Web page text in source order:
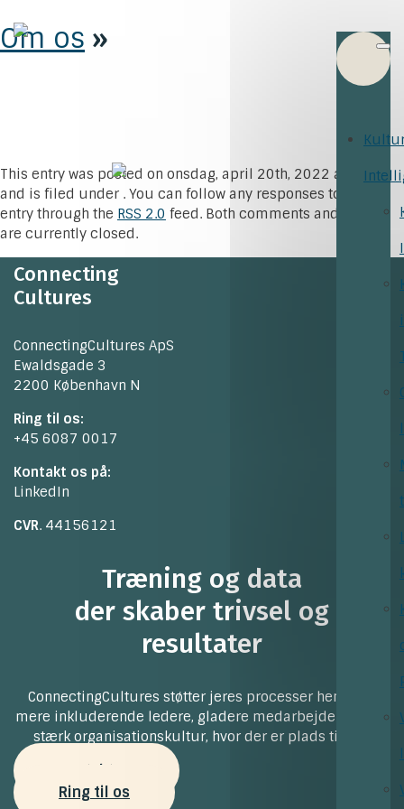
Om os »
This entry was posted on onsdag, april 20th, 2022 at 13:58
and is filed under . You can follow any responses to this
entry through the RSS 2.0 feed. Both comments and pings
are currently closed.
Connecting
Cultures
ConnectingCultures ApS
Ewaldsgade 3
2200 København N
Ring til os:
+45 6087 0017
Kontakt os på:
LinkedIn
CVR. 44156121
Træning og data
der skaber trivsel og
resultater
ConnectingCultures støtter jeres processer henimod
mere inkluderende ledere, gladere medarbejdere og en
stærk organisationskultur, hvor der er plads til alle
Kontakt os
Ring til os